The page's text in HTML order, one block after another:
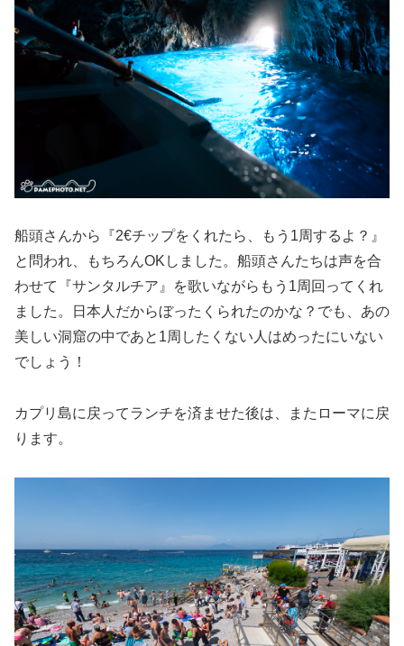
船頭さんから『2€チップをくれたら、もう1周するよ？』
と問われ、もちろんOKしました。船頭さんたちは声を合
わせて『サンタルチア』を歌いながらもう1周回ってくれ
ました。日本人だからぼったくられたのかな？でも、あの
美しい洞窟の中であと1周したくない人はめったにいない
でしょう！
カプリ島に戻ってランチを済ませた後は、またローマに戻
ります。